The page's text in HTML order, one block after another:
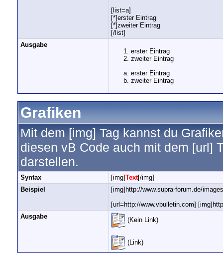
[list=a]
[*]erster Eintrag
[*]zweiter Eintrag
[/list]
Ausgabe
erster Eintrag
zweiter Eintrag
erster Eintrag
zweiter Eintrag
Grafiken
Mit dem [img] Tag kannst du
diesen vB Code auch mit dem [url]
darstellen.
Syntax [img]Text[/img]
Beispiel
[img]http://www.supra-forum.de/
[url=http://www.vbulletin.com]
Ausgabe
(Kein Link)
(Link)